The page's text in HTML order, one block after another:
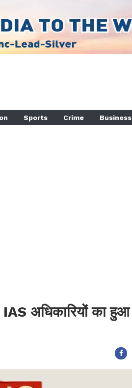
Sports Crime Business
अधिकारियों का हुआ